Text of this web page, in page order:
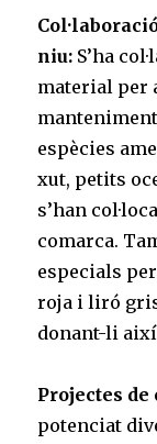
niu: S’ha
material per
espècies
xut, petits
s’han
comarca.
especials
roja i liró
donant-li
Projectes
potenciat